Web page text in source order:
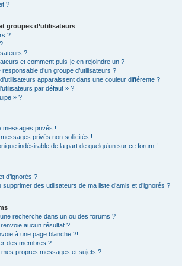
?
groupes d’utilisateurs
?
?
et comment puis-je en rejoindre un ?
d’un groupe d’utilisateurs ?
apparaissent dans une couleur différente ?
par défaut » ?
» ?
messages privés !
privés non sollicités !
indésirable de la part de quelqu’un sur ce forum !
d’ignorés ?
des utilisateurs de ma liste d’amis et d’ignorés ?
recherche dans un ou des forums ?
aucun résultat ?
à une page blanche ?!
des membres ?
propres messages et sujets ?